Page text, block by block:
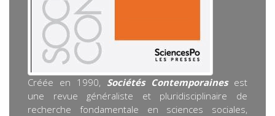
Créée en 1990, Sociétés Contemporainesest
une revue généraliste et pluridisciplinaire de
recherche fondamentale en sciences sociales,